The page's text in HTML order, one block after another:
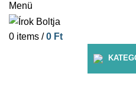
Menü
0 items / 0 Ft